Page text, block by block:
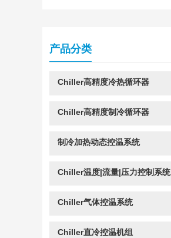
产品分类
Chiller高精度冷热循环器
Chiller高精度制冷循环器
制冷加热动态控温系统
Chiller温度|流量|压力控制系统
Chiller气体控温系统
Chiller直冷控温机组